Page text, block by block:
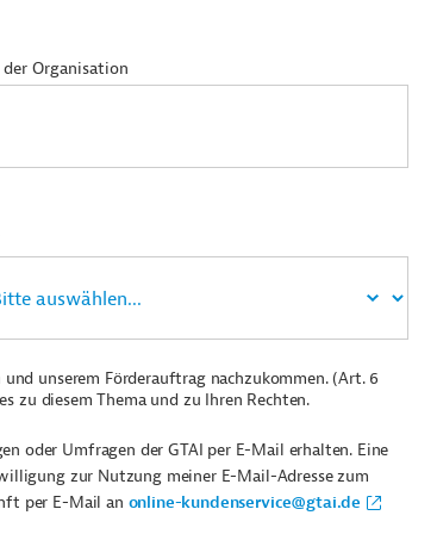
der Organisation
unserem Förderauftrag nachzukommen. (Art. 6
zu diesem Thema und zu Ihren Rechten.
oder Umfragen der GTAI per E-Mail erhalten. Eine
zur Nutzung meiner E-Mail-Adresse zum
per E-Mail an online-kundenservice@gtai.de